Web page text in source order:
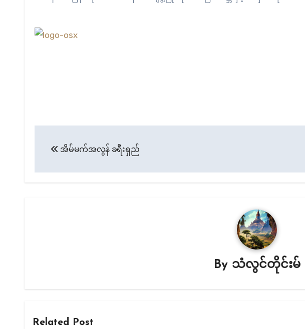
navigation
အိမ်မက်အလွန် ခရီးရှည်
By သံလွင်တိုင်းမ်
Related Post